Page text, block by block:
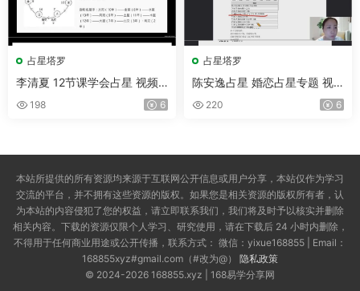
占星塔罗
李清夏 12节课学会占星 视频1
2集198 6
占星塔罗
陈安逸占星 婚恋占星专题 视
频5集
220 6
本站所提供的所有资源均来源于互联网公开信息或用户分享，本站仅作为学习
交流的平台，并不拥有这些资源的版权。如果您是相关资源的版权所有者，认
为本站的内容侵犯了您的权益，请立即联系我们，我们将及时予以核实并删除
相关内容。下载的资源仅限个人学习、研究使用，请在下载后 24 小时内删除，
不得用于任何商业用途或公开传播，联系方式： 微信：yixue168855 | Email：
168855xyz#gmail.com（#改为@） 隐私政策
© 2024-2026 168855.xyz | 168易学分享网